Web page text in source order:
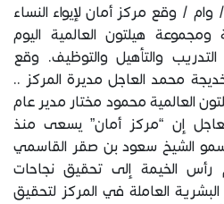
30 أكتوبر / وام / وقع مركز أمان لإيواء النساء
هيلتون العالمية اليوم
والتأهيل والتوظيف. وقع
محمد العاجل مديرة المركز ..
العالمية محمود مختار مدير عام
إن “مركز أمان” يسعى منذ
الشيخ سعود بن صقر القاسمي
الخيمة إلى تحقيق نجاحات
العاملة في المركز لتحقيق